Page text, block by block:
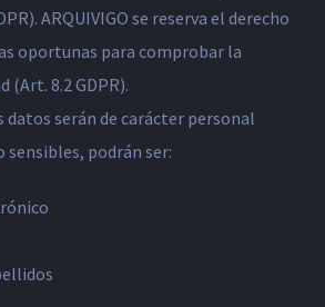
ARQUIVIGO se reserva el derecho
oportunas para comprobar la
(Art. 8.2 GDPR).
datos serán de carácter personal
podrán ser: